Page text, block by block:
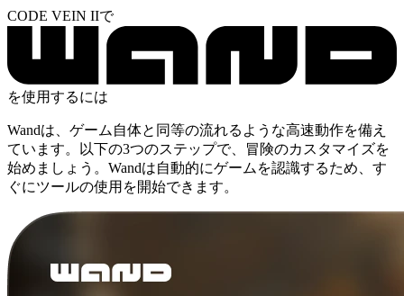
CODE VEIN IIで
を使用するには
Wandは、ゲーム自体と同等の流れるような高速動作を備え
ています。以下の3つのステップで、冒険のカスタマイズを
始めましょう。Wandは自動的にゲームを認識するため、す
ぐにツールの使用を開始できます。